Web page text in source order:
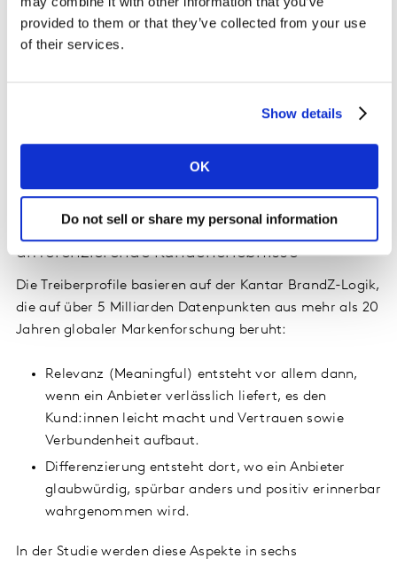
provided to them or that they’ve collected from your use
of their services.
Show details
OK
Do not sell or share my personal information
relativ gut ab, ohne beim Experience Power Score
ähnlich gut zu sein – und umgekehrt. Für eine
beider Kennzahlen zeigt die Wettbewerbsposition
CX Experience Power steuern: Welche
Dimensionen prägen relevante und
differenzierende Kundenerlebnisse
Die Treiberprofile basieren auf der Kantar BrandZ-Logik,
die auf über 5 Milliarden Datenpunkten aus mehr als 20
Jahren globaler Markenforschung beruht:
Relevanz (Meaningful) entsteht vor allem dann,
wenn ein Anbieter verlässlich liefert, es den
Kund:innen leicht macht und Vertrauen sowie
Verbundenheit aufbaut.
Differenzierung entsteht dort, wo ein Anbieter
glaubwürdig, spürbar anders und positiv erinnerbar
wahrgenommen wird.
In der Studie werden diese Aspekte in sechs